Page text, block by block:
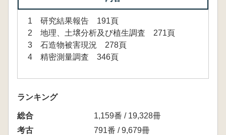
1 研究結果報告 191頁
2 地理、土壌分析及び植生調査 271頁
3 石造物被害現況 278頁
4 精密測量調査 346頁
ランキング
総合
1,159番 / 19,328冊
考古
791番 / 9,679冊